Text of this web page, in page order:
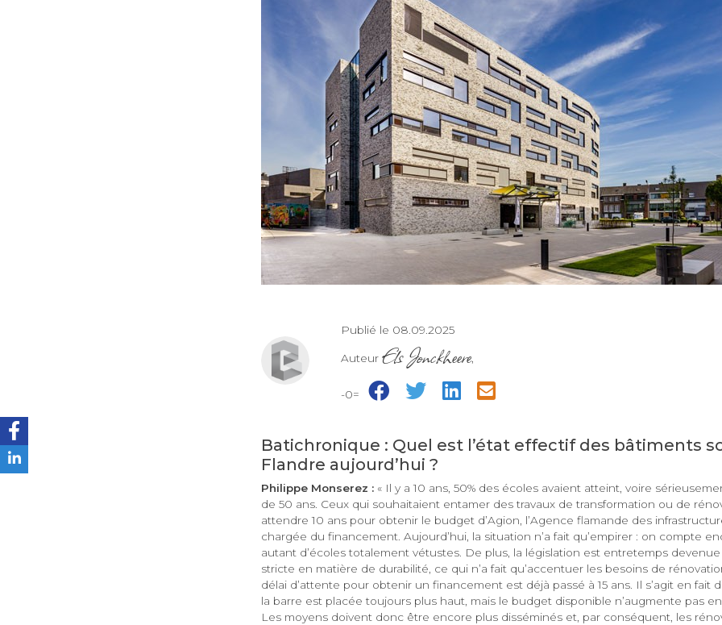
Publié le 08.09.2025
Auteur Els Jonckheere,
-0=
Batichronique : Quel est l’état effectif des bâtiments
Flandre aujourd’hui ?
Philippe Monserez : « Il y a 10 ans, 50% des écoles avaient atteint, voire
de 50 ans. Ceux qui souhaitaient entamer des travaux de transformation ou de
attendre 10 ans pour obtenir le budget d’Agion, l’Agence flamande des
chargée du financement. Aujourd’hui, la situation n’a fait qu’empirer : on compte
autant d’écoles totalement vétustes. De plus, la législation est entretemps
stricte en matière de durabilité, ce qui n’a fait qu’accentuer les besoins de
délai d’attente pour obtenir un financement est déjà passé à 15 ans. Il s’agit en fait
la barre est placée toujours plus haut, mais le budget disponible n’augmente pas
Les moyens doivent donc être encore plus disséminés et, par conséquent, les